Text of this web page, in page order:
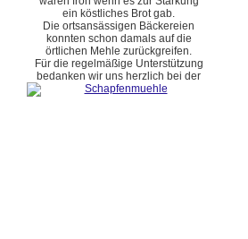
ein köstliches Brot gab.
Die ortsansässigen Bäckereien
konnten schon damals auf die
örtlichen Mehle zurückgreifen.
Für die regelmäßige Unterstützung
bedanken wir uns herzlich bei der